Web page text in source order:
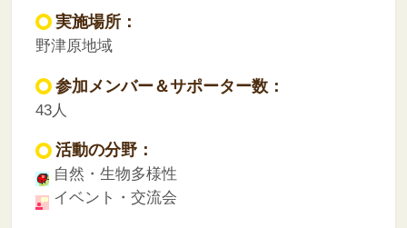
実施場所：
野津原地域
参加メンバー＆サポーター数：
43人
活動の分野：
自然・生物多様性
イベント・交流会